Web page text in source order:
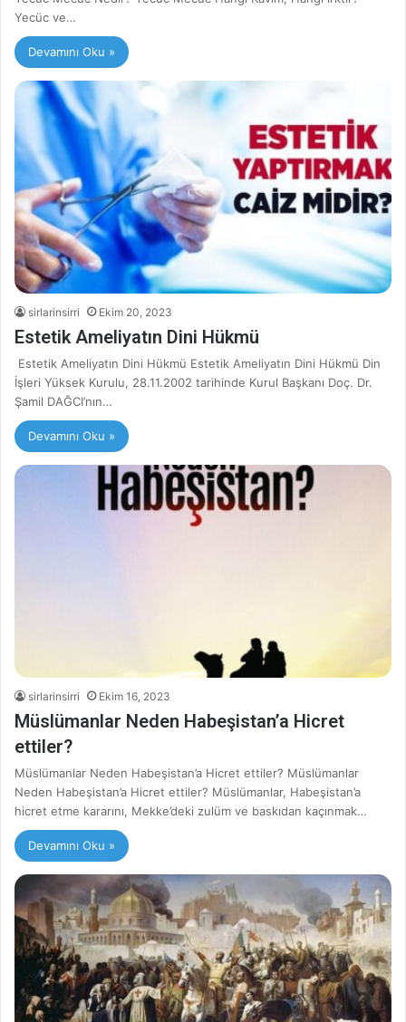
Yecüc ve…
Devamını Oku »
sirlarinsirri Ekim 20, 2023
Estetik Ameliyatın Dini Hükmü
Estetik Ameliyatın Dini Hükmü Estetik Ameliyatın Dini Hükmü Din
İşleri Yüksek Kurulu, 28.11.2002 tarihinde Kurul Başkanı Doç. Dr.
Şamil DAĞCI’nın…
Devamını Oku »
sirlarinsirri Ekim 16, 2023
Müslümanlar Neden Habeşistan’a Hicret
ettiler?
Müslümanlar Neden Habeşistan’a Hicret ettiler? Müslümanlar
Neden Habeşistan’a Hicret ettiler? Müslümanlar, Habeşistan’a
hicret etme kararını, Mekke’deki zulüm ve baskıdan kaçınmak…
Devamını Oku »